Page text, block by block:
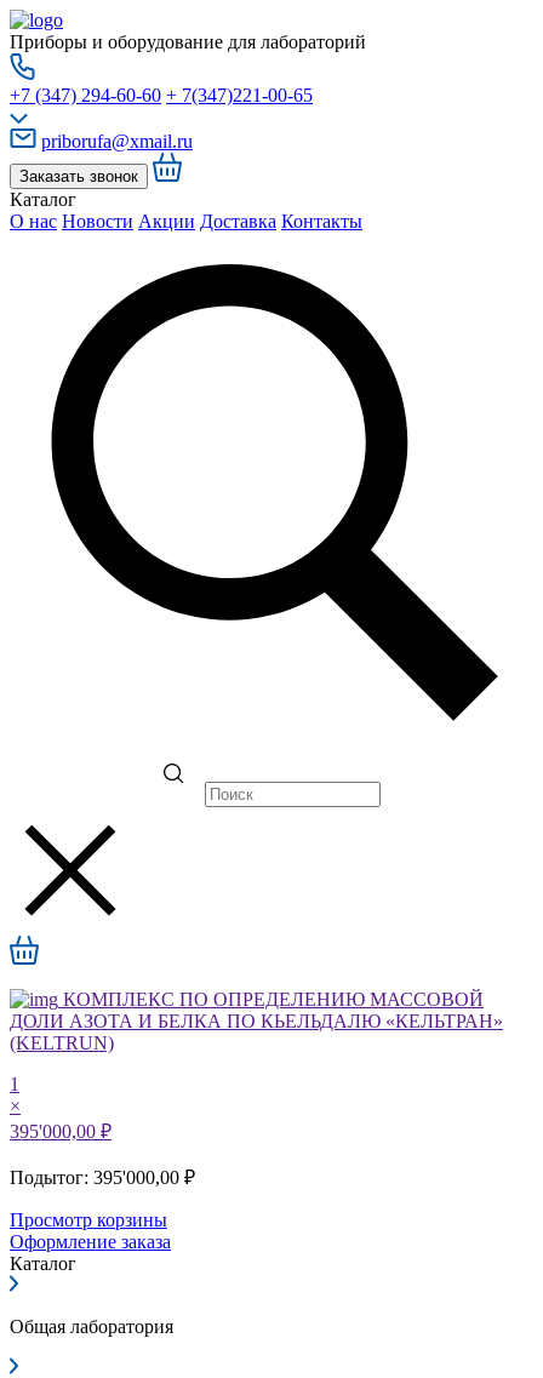
Приборы и оборудование для лабораторий
+7 (347) 294-60-60 + 7(347)221-00-65
priborufa@xmail.ru
Заказать звонок
Каталог
О нас Новости Акции Доставка Контакты
КОМПЛЕКС ПО ОПРЕДЕЛЕНИЮ МАССОВОЙ
ДОЛИ АЗОТА И БЕЛКА ПО КЬЕЛЬДАЛЮ «КЕЛЬТРАН»
(KELTRUN)
1
×
395'000,00 ₽
Подытог: 395'000,00 ₽
Просмотр корзины
Оформление заказа
Каталог
Общая лаборатория